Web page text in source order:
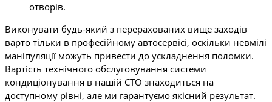
отворів.
Виконувати будь-який з перерахованих вище заходів
варто тільки в професійному автосервісі, оскільки невмілі
маніпуляції можуть привести до ускладнення поломки.
Вартість технічного обслуговування системи
кондиціонування в нашій СТО знаходиться на
доступному рівні, але ми гарантуємо якісний результат.